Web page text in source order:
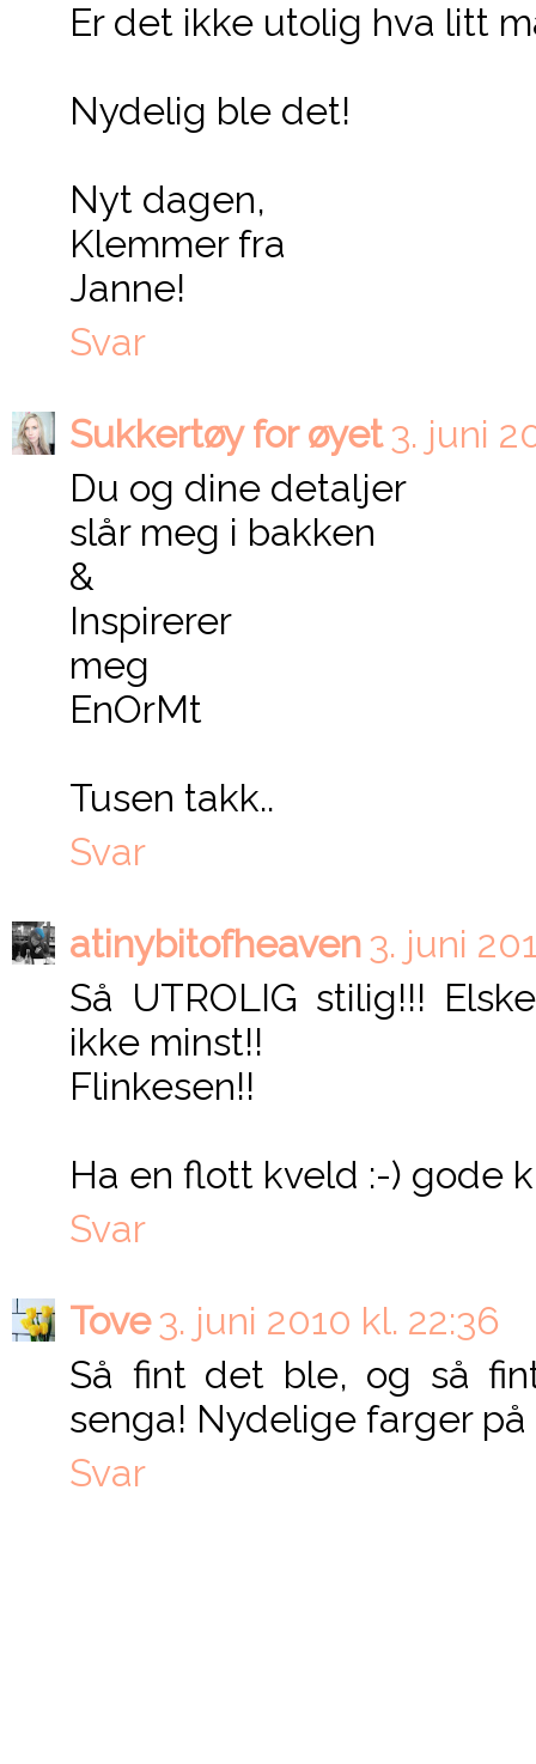
Er det ikke utolig hva litt
Nydelig ble det!
Nyt dagen,
Klemmer fra
Janne!
Svar
Sukkertøy for øyet3. juni
Du og dine detaljer
slår meg i bakken
&
Inspirerer
meg
EnOrMt
Tusen takk..
Svar
atinybitofheaven3. juni
Så UTROLIG stilig!!!
ikke minst!!
Flinkesen!!
Ha en flott kveld :-) gode
Svar
Tove3. juni 2010 kl. 22:36
Så fint det ble, og så
senga! Nydelige farger
Svar